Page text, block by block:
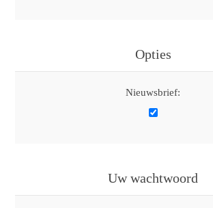
Opties
Nieuwsbrief:
Uw wachtwoord